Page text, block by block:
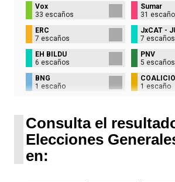
Vox
33 escaños
Sumar
31
ERC
7 escaños
JxCAT -
7 escaños
EH BILDU
6 escaños
PNV
5 escaños
BNG
1 escaño
1 escaño
Consulta el
Elecciones
en: